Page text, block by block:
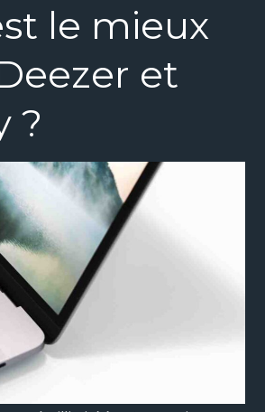
le mieux
et
?